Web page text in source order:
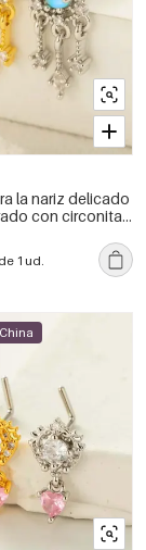
la nariz delicado
con circonitas
1 ud.